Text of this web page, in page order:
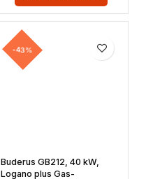
-43%
Buderus GB212, 40 kW,
Logano plus Gas-